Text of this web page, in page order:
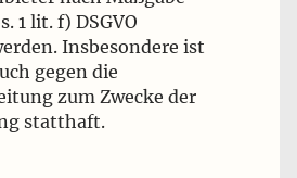
1 lit. f) DSGVO
Insbesondere ist
gegen die
zum Zwecke der
statthaft.